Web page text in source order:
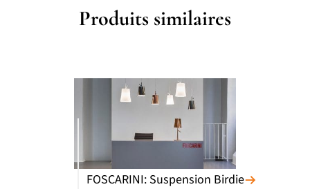
Produits similaires
FOSCARINI: Suspension Birdie